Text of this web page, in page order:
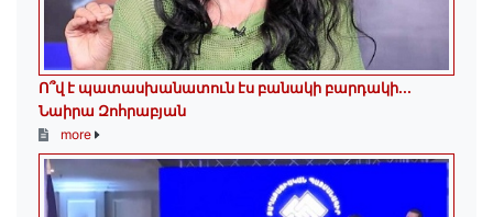
Ո՞վ է պատասխանատուն էս բանակի բարդակի․․․
Նաիրա Զոհրաբյան
more